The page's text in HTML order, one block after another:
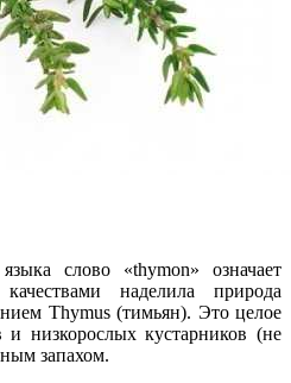
слово «thymon» означает
наделила природа
Thymus (тимьян). Это целое
и низкорослых кустарников (не
запахом.